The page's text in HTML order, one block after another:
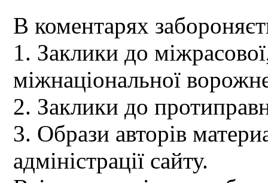
В коментарях
1. Заклики до
міжнаціональної
2. Заклики до
3. Образи авторів
адміністрації сайту.